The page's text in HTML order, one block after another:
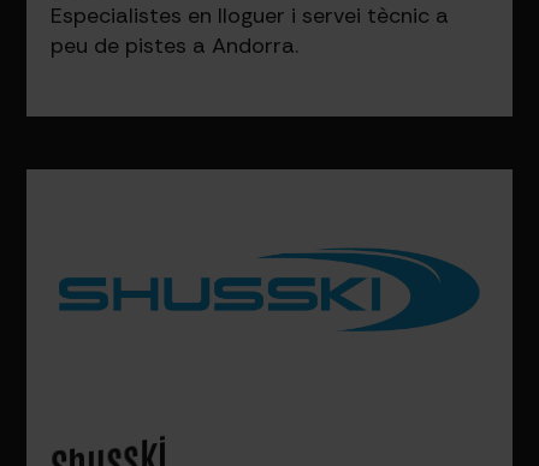
Especialistes en lloguer i servei tècnic a
peu de pistes a Andorra.